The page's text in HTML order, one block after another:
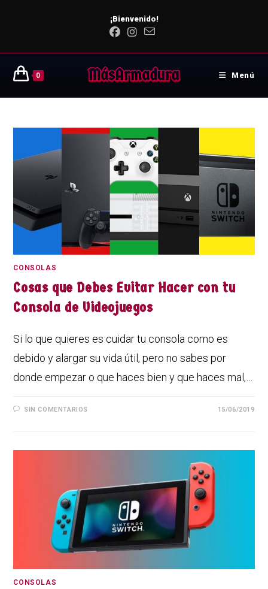
¡Bienvenido!
0 Menú
CONSOLAS
Cosas que Debes Evitar Hacer con tu
Consola de Videojuegos
Si lo que quieres es cuidar tu consola como es
debido y alargar su vida útil, pero no sabes por
donde empezar o que haces bien y que haces mal,…
SIN COMENTARIOS 15/06/2019
CONSOLAS